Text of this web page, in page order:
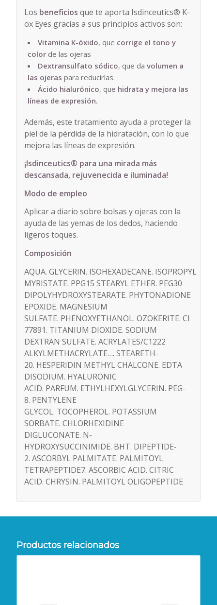
Los beneficios que te aporta Isdinceutics® K-
ox Eyes gracias a sus principios activos son:
Vitamina K-óxido, que corrige el tono y
colorde las ojeras
Dextransulfato sódico, que da volumen a
las ojeras para reducirlas.
Ácido hialurónico, que hidrata y mejora las
líneas de expresión.
Además, este tratamiento ayuda a proteger la
piel de la pérdida de la hidratación, con lo que
mejora las líneas de expresión.
¡Isdinceutics® para una mirada más
descansada, rejuvenecida e iluminada!
Modo de empleo
Aplicar a diario sobre bolsas y ojeras con la
ayuda de las yemas de los dedos, haciendo
ligeros toques.
Composición
AQUA. GLYCERIN. ISOHEXADECANE. ISOPROPYL
MYRISTATE. PPG­15 STEARYL ETHER. PEG­30
DIPOLYHYDROXYSTEARATE. PHYTONADIONE
EPOXIDE. MAGNESIUM
SULFATE. PHENOXYETHANOL. OZOKERITE. CI
77891. TITANIUM DIOXIDE. SODIUM
DEXTRAN SULFATE. ACRYLATES/C12­22
ALKYLMETHACRYLATE…. STEARETH­
20. HESPERIDIN METHYL CHALCONE. EDTA
DISODIUM. HYALURONIC
ACID. PARFUM. ETHYLHEXYLGLYCERIN. PEG­
8. PENTYLENE
GLYCOL. TOCOPHEROL. POTASSIUM
SORBATE. CHLORHEXIDINE
DIGLUCONATE. N­
HYDROXYSUCCINIMIDE. BHT. DIPEPTIDE­
2. ASCORBYL PALMITATE. PALMITOYL
TETRAPEPTIDE­7. ASCORBIC ACID. CITRIC
ACID. CHRYSIN. PALMITOYL OLIGOPEPTIDE
Productos relacionados